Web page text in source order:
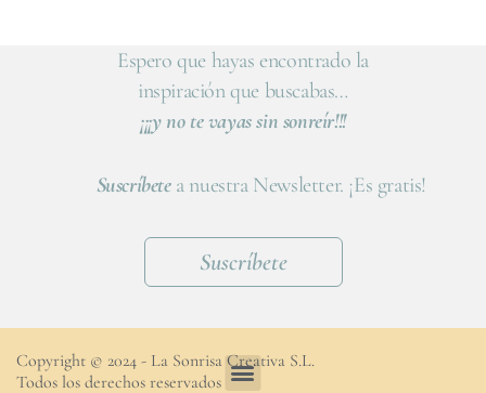
Espero que hayas encontrado la
inspiración que buscabas…
¡¡¡y no te vayas sin sonreír!!!
Suscríbetea nuestra Newsletter. ¡Es gratis!
Suscríbete
Copyright © 2024 - La Sonrisa Creativa S.L.
Todos los derechos reservados